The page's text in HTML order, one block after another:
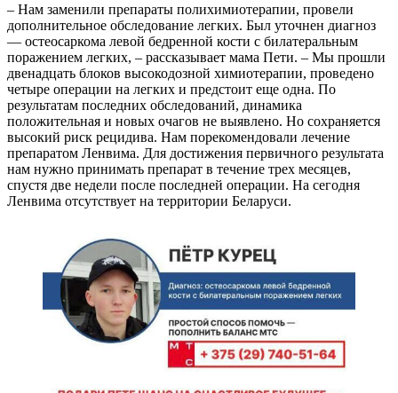
– Нам заменили препараты полихимиотерапии, провели
дополнительное обследование легких. Был уточнен диагноз
— остеосаркома левой бедренной кости с билатеральным
поражением легких, – рассказывает мама Пети. – Мы прошли
двенадцать блоков высокодозной химиотерапии, проведено
четыре операции на легких и предстоит еще одна. По
результатам последних обследований, динамика
положительная и новых очагов не выявлено. Но сохраняется
высокий риск рецидива. Нам порекомендовали лечение
препаратом Ленвима. Для достижения первичного результата
нам нужно принимать препарат в течение трех месяцев,
спустя две недели после последней операции. На сегодня
Ленвима отсутствует на территории Беларуси.